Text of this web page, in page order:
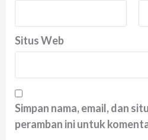
Situs Web
Simpan nama, email, dan
peramban ini untuk